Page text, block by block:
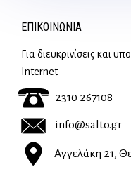
ΕΠΙΚΟΙΝΩΝΊΑ
Για διευκρινίσεις και
Internet
2310 267108
info@salto.gr
Αγγελάκη 21,